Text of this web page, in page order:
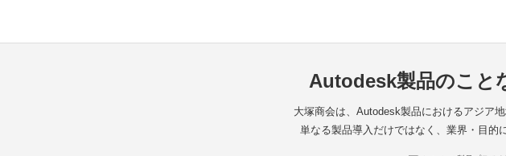
Autodesk製品のこと
大塚商会は、Autodesk製品におけるアジア
単なる製品導入だけではなく、業界・目的